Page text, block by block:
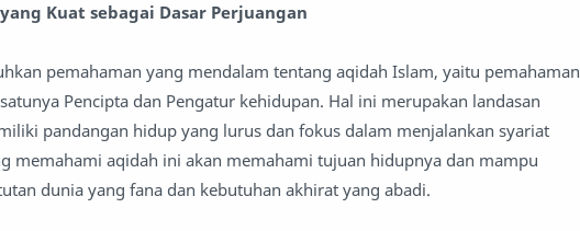
Kuat sebagai Dasar Perjuangan
pemahaman yang mendalam tentang aqidah Islam, yaitu pemahaman
Pencipta dan Pengatur kehidupan. Hal ini merupakan landasan
pandangan hidup yang lurus dan fokus dalam menjalankan syariat
memahami aqidah ini akan memahami tujuan hidupnya dan mampu
dunia yang fana dan kebutuhan akhirat yang abadi.